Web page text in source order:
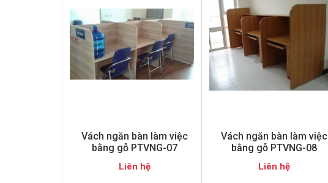
Vách ngăn bàn làm việc
bằng gỗ PTVNG-07
Liên hệ
Vách ngăn bàn làm việc
bằng gỗ PTVNG-08
Liên hệ